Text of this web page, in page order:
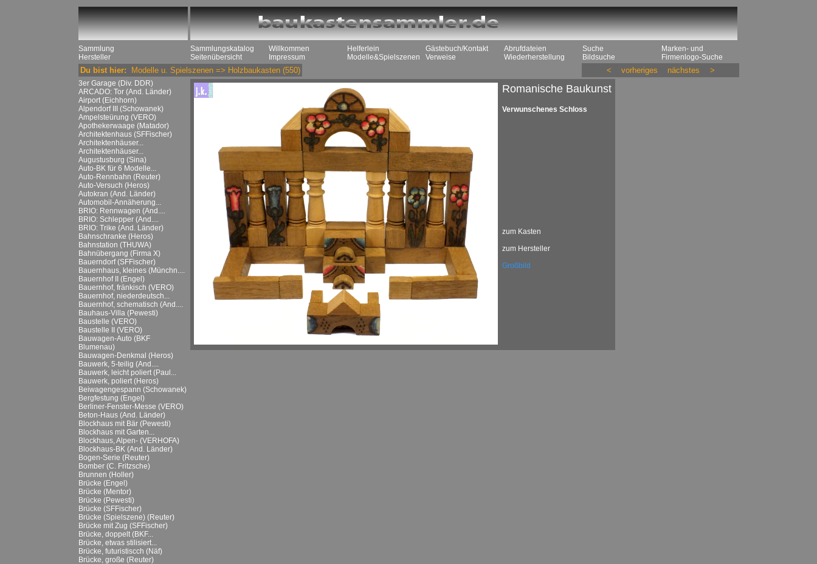
Sammlung
Hersteller
Sammlungskatalog
Seitenübersicht
Willkommen
Impressum
Helferlein
Modelle&Spielszenen
Gästebuch/Kontakt
Verweise
Abrufdateien
Wiederherstellung
Suche
Bildsuche
Marken- und
Firmenlogo-Suche
Du bist hier: Modelle u. Spielszenen => Holzbaukasten (550) < vorheriges nächstes >
3er Garage (Div. DDR)
ARCADO: Tor (And. Länder)
Airport (Eichhorn)
Alpendorf III (Schowanek)
Ampelsteürung (VERO)
Apothekerwaage (Matador)
Architektenhaus (SFFischer)
Architektenhäuser...
Architektenhäuser...
Augustusburg (Sina)
Auto-BK für 6 Modelle...
Auto-Rennbahn (Reuter)
Auto-Versuch (Heros)
Autokran (And. Länder)
Automobil-Annäherung...
BRIO: Rennwagen (And....
BRIO: Schlepper (And....
BRIO: Trike (And. Länder)
Bahnschranke (Heros)
Bahnstation (THUWA)
Bahnübergang (Firma X)
Bauerndorf (SFFischer)
Bauernhaus, kleines (Münchn....
Bauernhof II (Engel)
Bauernhof, fränkisch (VERO)
Bauernhof, niederdeutsch...
Bauernhof, schematisch (And....
Bauhaus-Villa (Pewesti)
Baustelle (VERO)
Baustelle II (VERO)
Bauwagen-Auto (BKF
Blumenau)
Bauwagen-Denkmal (Heros)
Bauwerk, 5-teilig (And....
Bauwerk, leicht poliert (Paul...
Bauwerk, poliert (Heros)
Beiwagengespann (Schowanek)
Bergfestung (Engel)
Berliner-Fenster-Messe (VERO)
Beton-Haus (And. Länder)
Blockhaus mit Bär (Pewesti)
Blockhaus mit Garten...
Blockhaus, Alpen- (VERHOFA)
Blockhaus-BK (And. Länder)
Bogen-Serie (Reuter)
Bomber (C. Fritzsche)
Brunnen (Holler)
Brücke (Engel)
Brücke (Mentor)
Brücke (Pewesti)
Brücke (SFFischer)
Brücke (Spielszene) (Reuter)
Brücke mit Zug (SFFischer)
Brücke, doppelt (BKF...
Brücke, etwas stilisiert...
Brücke, futuristiscch (Näf)
Brücke, große (Reuter)
Romanische Baukunst
Verwunschenes Schloss
zum Kasten
zum Hersteller
Großbild